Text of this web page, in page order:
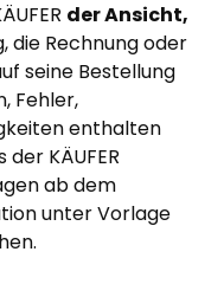
der Ansicht,
die Rechnung oder
seine Bestellung
Fehler,
enthalten
KÄUFER
ab dem
unter Vorlage